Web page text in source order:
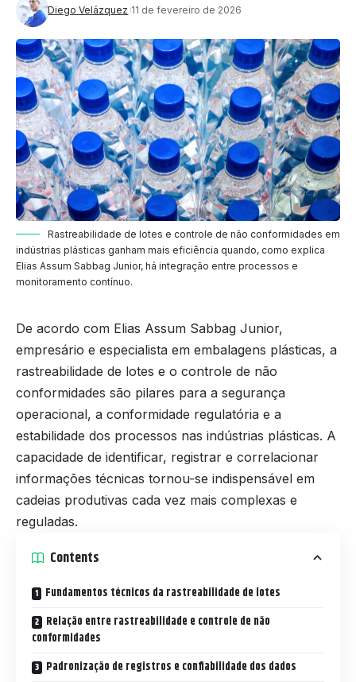
Diego Velázquez 11 de fevereiro de 2026
Rastreabilidade de lotes e controle de não conformidades em
indústrias plásticas ganham mais eficiência quando, como explica
Elias Assum Sabbag Junior, há integração entre processos e
monitoramento contínuo.
De acordo com Elias Assum Sabbag Junior,
empresário e especialista em embalagens plásticas, a
rastreabilidade de lotes e o controle de não
conformidades são pilares para a segurança
operacional, a conformidade regulatória e a
estabilidade dos processos nas indústrias plásticas. A
capacidade de identificar, registrar e correlacionar
informações técnicas tornou-se indispensável em
cadeias produtivas cada vez mais complexas e
reguladas.
Contents
Fundamentos técnicos da rastreabilidade de lotes
Relação entre rastreabilidade e controle de não
conformidades
Padronização de registros e confiabilidade dos dados